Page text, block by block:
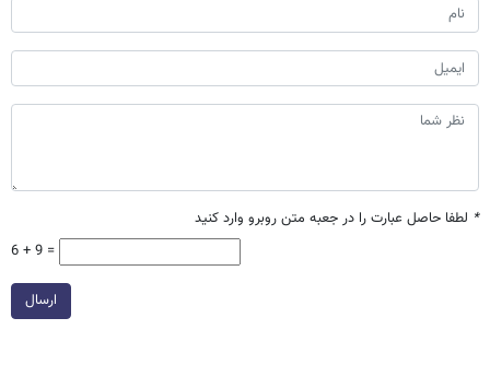
* لطفا حاصل عبارت را در جعبه متن روبرو وارد کنید
6 + 9 =
ارسال